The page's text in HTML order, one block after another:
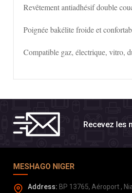
Revêtement antiadhésif double
Poignée bakélite froide et
Compatible gaz, électrique, vitro,
Recevez les
MESHAGO NIGER
Address: BP 13765, Aéroport ,